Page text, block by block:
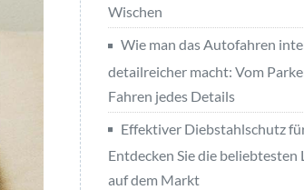
Wischen
Wie man das Autofahren
detailreicher macht: Vom
Fahren jedes Details
Effektiver Diebstahlschutz
Entdecken Sie die beliebtesten
auf dem Markt